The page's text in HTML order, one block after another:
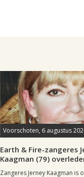
Voorschoten, 6 augustus
Earth & Fire-zangeres
Kaagman (79)
Zangeres Jerney Kaagman is